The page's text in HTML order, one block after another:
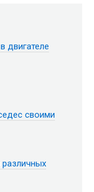
двигателе
своими